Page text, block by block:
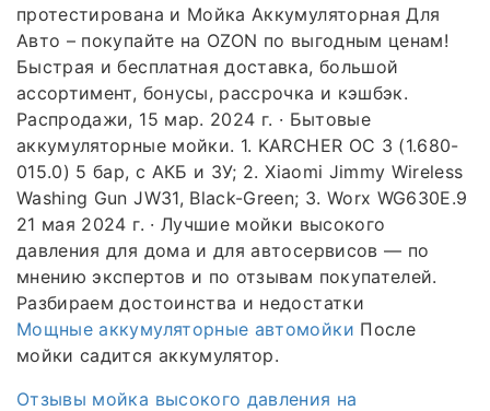
протестирована и Мойка Аккумуляторная Для
Авто – покупайте на OZON по выгодным ценам!
Быстрая и бесплатная доставка, большой
ассортимент, бонусы, рассрочка и кэшбэк.
Распродажи, 15 мар. 2024 г. · Бытовые
аккумуляторные мойки. 1. KARCHER OC 3 (1.680-
015.0) 5 бар, с АКБ и ЗУ; 2. Xiaomi Jimmy Wireless
Washing Gun JW31, Black-Green; 3. Worx WG630E.9
21 мая 2024 г. · Лучшие мойки высокого
давления для дома и для автосервисов — по
мнению экспертов и по отзывам покупателей.
Разбираем достоинства и недостатки
Мощные аккумуляторные автомойки После
мойки садится аккумулятор.
Отзывы мойка высокого давления на